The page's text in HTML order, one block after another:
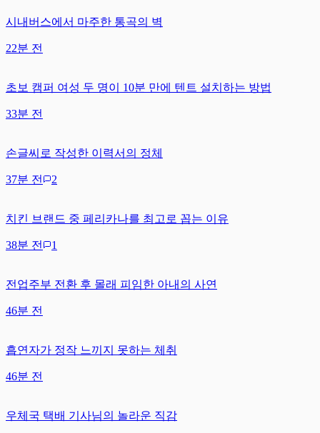
시내버스에서 마주한 통곡의 벽
22분 전
초보 캠퍼 여성 두 명이 10분 만에 텐트 설치하는 방법
33분 전
손글씨로 작성한 이력서의 정체
37분 전 2
치킨 브랜드 중 페리카나를 최고로 꼽는 이유
38분 전 1
전업주부 전환 후 몰래 피임한 아내의 사연
46분 전
흡연자가 정작 느끼지 못하는 체취
46분 전
우체국 택배 기사님의 놀라운 직감